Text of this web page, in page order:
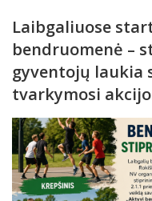
Laibgaliuose
bendruomenė –
gyventojų laukia
tvarkymosi